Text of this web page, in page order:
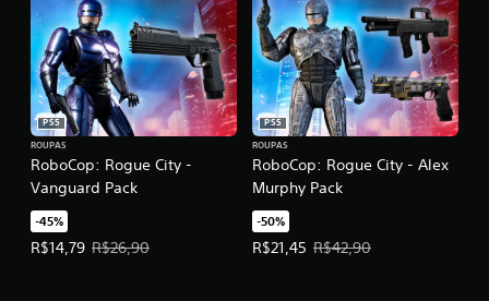
RoboCop: Rogue City -
Vanguard Pack
PS5
ROUPAS
-45%
R$14,79
Preço da oferta: R$14,79. Preço original: R$26,90.
R$26,90
RoboCop: Rogue City - Alex
Murphy Pack
PS5
ROUPAS
-50%
R$21,45
Preço da oferta: R$21,45. Preço
R$42,90